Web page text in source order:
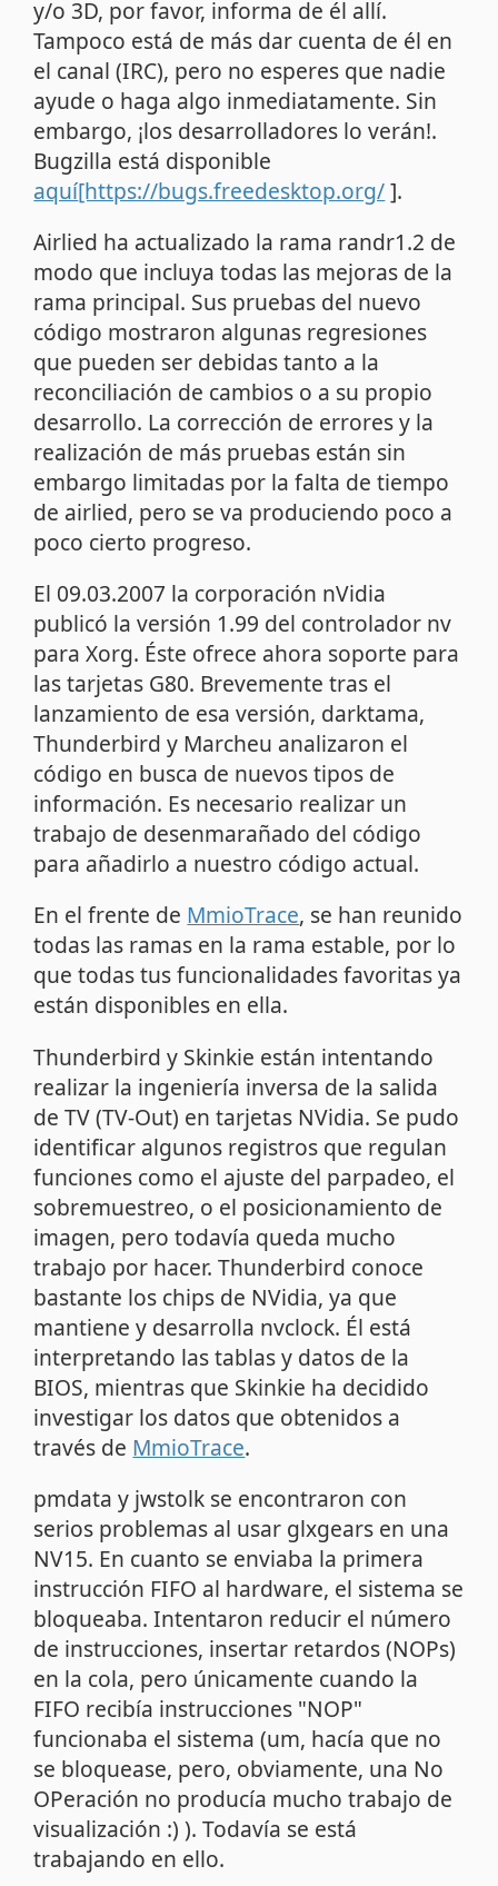
y/o 3D, por favor, informa de él allí.
Tampoco está de más dar cuenta de él en
el canal (IRC), pero no esperes que nadie
ayude o haga algo inmediatamente. Sin
embargo, ¡los desarrolladores lo verán!.
Bugzilla está disponible
aquí[https://bugs.freedesktop.org/].
Airlied ha actualizado la rama randr1.2 de
modo que incluya todas las mejoras de la
rama principal. Sus pruebas del nuevo
código mostraron algunas regresiones
que pueden ser debidas tanto a la
reconciliación de cambios o a su propio
desarrollo. La corrección de errores y la
realización de más pruebas están sin
embargo limitadas por la falta de tiempo
de airlied, pero se va produciendo poco a
poco cierto progreso.
El 09.03.2007 la corporación nVidia
publicó la versión 1.99 del controlador nv
para Xorg. Éste ofrece ahora soporte para
las tarjetas G80. Brevemente tras el
lanzamiento de esa versión, darktama,
Thunderbird y Marcheu analizaron el
código en busca de nuevos tipos de
información. Es necesario realizar un
trabajo de desenmarañado del código
para añadirlo a nuestro código actual.
En el frente de MmioTrace, se han reunido
todas las ramas en la rama estable, por lo
que todas tus funcionalidades favoritas ya
están disponibles en ella.
Thunderbird y Skinkie están intentando
realizar la ingeniería inversa de la salida
de TV (TV-Out) en tarjetas NVidia. Se pudo
identificar algunos registros que regulan
funciones como el ajuste del parpadeo, el
sobremuestreo, o el posicionamiento de
imagen, pero todavía queda mucho
trabajo por hacer. Thunderbird conoce
bastante los chips de NVidia, ya que
mantiene y desarrolla nvclock. Él está
interpretando las tablas y datos de la
BIOS, mientras que Skinkie ha decidido
investigar los datos que obtenidos a
través de MmioTrace.
pmdata y jwstolk se encontraron con
serios problemas al usar glxgears en una
NV15. En cuanto se enviaba la primera
instrucción FIFO al hardware, el sistema se
bloqueaba. Intentaron reducir el número
de instrucciones, insertar retardos (NOPs)
en la cola, pero únicamente cuando la
FIFO recibía instrucciones "NOP"
funcionaba el sistema (um, hacía que no
se bloquease, pero, obviamente, una No
OPeración no producía mucho trabajo de
visualización :) ). Todavía se está
trabajando en ello.